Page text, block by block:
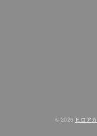
© 2026 ヒロア